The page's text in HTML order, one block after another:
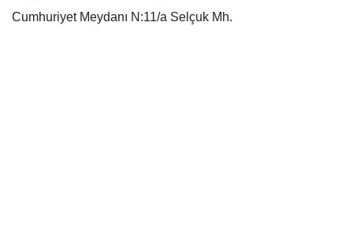
Cumhuriyet Meydanı N:11/a Selçuk Mh.